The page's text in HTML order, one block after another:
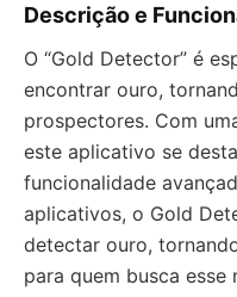
Descrição e
O “Gold Detector” é
encontrar ouro,
prospectores. Com
este aplicativo se
funcionalidade
aplicativos, o Gold
detectar ouro,
para quem busca esse